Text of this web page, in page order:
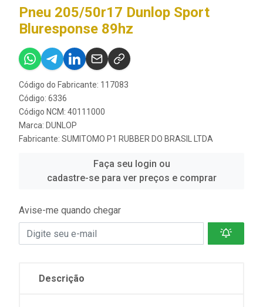
Pneu 205/50r17 Dunlop Sport
Bluresponse 89hz
Código do Fabricante: 117083
Código: 6336
Código NCM: 40111000
Marca: DUNLOP
Fabricante: SUMITOMO P1 RUBBER DO BRASIL LTDA
Faça seu login ou
cadastre-se para ver preços e comprar
Avise-me quando chegar
Descrição